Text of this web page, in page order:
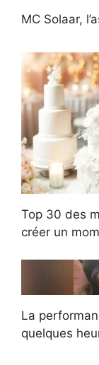
MC Solaar,
Top 30 des
créer un
La
quelques